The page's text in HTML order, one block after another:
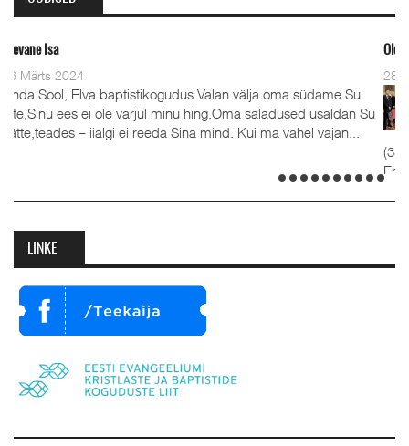
Valan välja oma südame Su
minu hing.Oma saladused usaldan Su
Sina mind. Kui ma vahel vajan...
Oleviste kahe pastori
Detsember 2023
advendipühapäeval
koguduses
(35), kelle kõrval seisavad
Emilia. Ordineerimine
LINKE